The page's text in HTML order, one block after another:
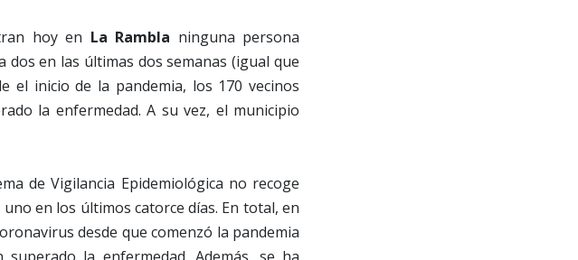
hoy en La Rambla ninguna persona
en las últimas dos semanas (igual que
el inicio de la pandemia, los 170 vecinos
la enfermedad. A su vez, el municipio
de Vigilancia Epidemiológica no recoge
en los últimos catorce días. En total, en
desde que comenzó la pandemia